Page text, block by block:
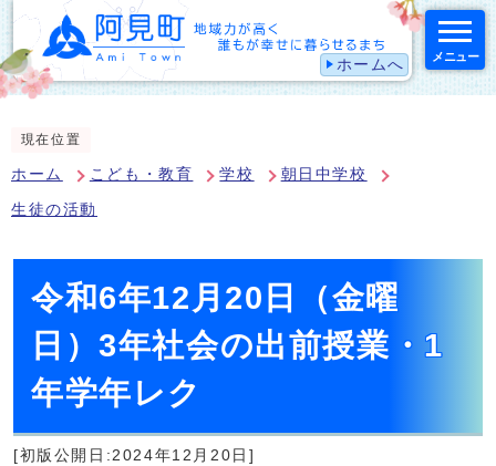
ホームへ メニュー
現在位置
ホーム こども・教育 学校 朝日中学校
生徒の活動
令和6年12月20日（金曜
日）3年社会の出前授業・1
年学年レク
[初版公開日:2024年12月20日]